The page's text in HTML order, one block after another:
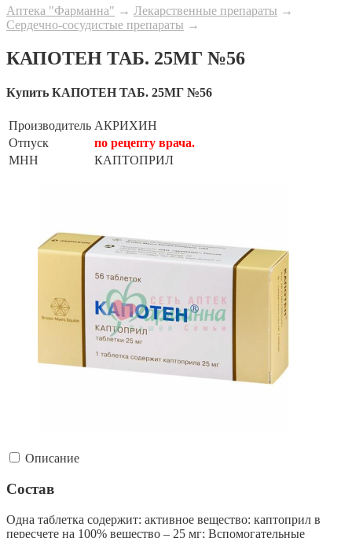
Аптека "Фарманна" → Лекарственные препараты →
Сердечно-сосудистые препараты →
КАПОТЕН ТАБ. 25МГ №56
Купить КАПОТЕН ТАБ. 25МГ №56
Производитель АКРИХИН
Отпуск
по рецепту врача.
МНН
КАПТОПРИЛ
Описание
Состав
Одна таблетка содержит: активное вещество: каптоприл в
пересчете на 100% вещество – 25 мг; Вспомогательные